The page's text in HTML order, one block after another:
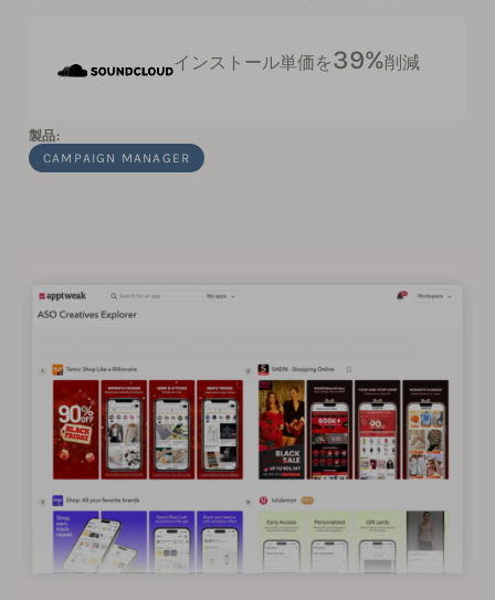
インストール単価を39%削減
製品:
CAMPAIGN MANAGER